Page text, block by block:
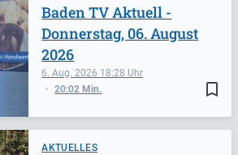
bookmark_border
6. Aug. 2026 18:28
20:02 Min.
Baden TV Aktuell -
Donnerstag, 06. August
2026
AKTUELLES